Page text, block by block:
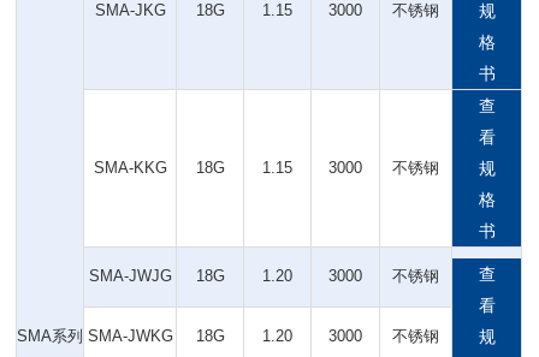
SMA系列
SMA-JKG 18G 1.15 3000 不锈钢
规
格
书
SMA-KKG 18G 1.15 3000 不锈钢
查
看
规
格
书
SMA-JWJG 18G 1.20 3000 不锈钢
查
看
规
SMA-JWKG 18G 1.20 3000 不锈钢